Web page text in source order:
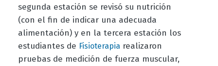
segunda estación se revisó su nutrición
(con el fin de indicar una adecuada
alimentación) y en la tercera estación los
estudiantes de Fisioterapiarealizaron
pruebas de medición de fuerza muscular,